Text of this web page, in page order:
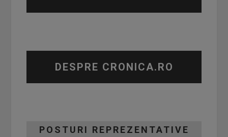
DESPRE CRONICA.RO
POSTURI REPREZENTATIVE